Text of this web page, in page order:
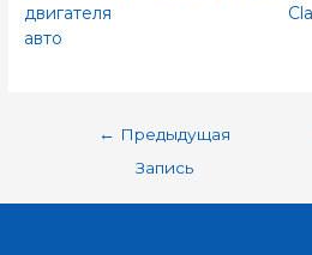
двигателя
авто
← Предыдущая
Запись